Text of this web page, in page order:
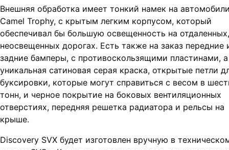
Внешняя обработка имеет тонкий намек на
Camel Trophy, с крытым легким корпусом, который
обеспечивал бы большую освещенность на отдаленных,
неосвещенных дорогах. Есть также на заказ передние
задние бамперы, с противоскользящими пластинами,
уникальная сатиновая серая краска, открытые петли
буксировки, которые могут справиться с весом в
тонн, и черное покрытие на боковых вентиляционных
отверстиях, передняя решетка радиатора и рельсы на
крыше.
Discovery SVX будет изготовлен вручную в